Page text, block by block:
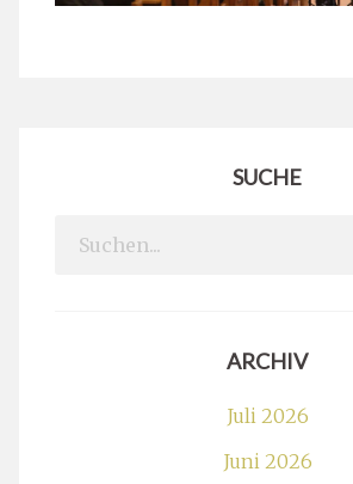
SUCHE
Search
ARCHIV
Juli 2026
Juni 2026